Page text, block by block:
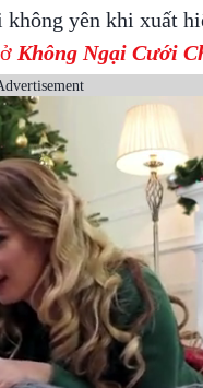
yên khi xuất
Không Ngại Cưới